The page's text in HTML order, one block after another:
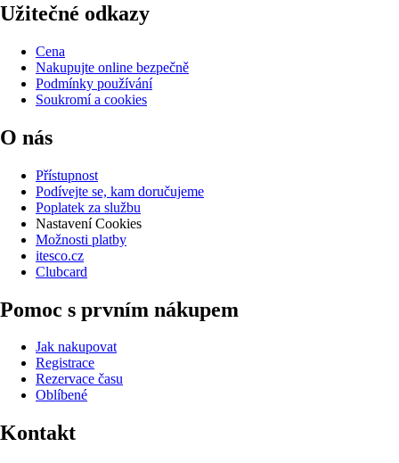
Užitečné odkazy
Cena
Nakupujte online bezpečně
Podmínky používání
Soukromí a cookies
O nás
Přístupnost
Podívejte se, kam doručujeme
Poplatek za službu
Nastavení Cookies
Možnosti platby
itesco.cz
Clubcard
Pomoc s prvním nákupem
Jak nakupovat
Registrace
Rezervace času
Oblíbené
Kontakt